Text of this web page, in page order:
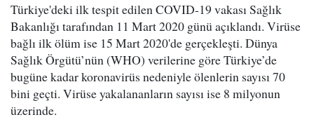
Türkiye'deki ilk tespit edilen COVID-19 vakası Sağlık
Bakanlığı tarafından 11 Mart 2020 günü açıklandı. Virüse
bağlı ilk ölüm ise 15 Mart 2020'de gerçekleşti. Dünya
Sağlık Örgütü’nün (WHO) verilerine göre Türkiye’de
bugüne kadar koronavirüs nedeniyle ölenlerin sayısı 70
bini geçti. Virüse yakalananların sayısı ise 8 milyonun
üzerinde.